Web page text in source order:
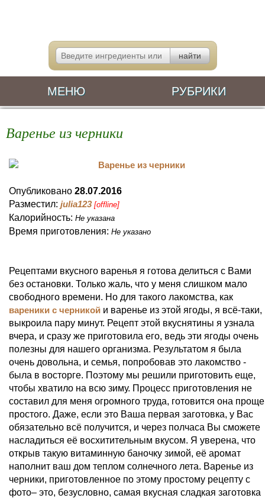
МЕНЮ РУБРИКИ
Варенье из черники
Опубликовано 28.07.2016
Разместил: julia123 [offline]
Калорийность: Не указана
Время приготовления: Не указано
Рецептами вкусного варенья я готова делиться с Вами
без остановки. Только жаль, что у меня слишком мало
свободного времени. Но для такого лакомства, как
вареники с черникой и варенье из этой ягоды, я всё-таки,
выкроила пару минут. Рецепт этой вкуснятины я узнала
вчера, и сразу же приготовила его, ведь эти ягоды очень
полезны для нашего организма. Результатом я была
очень довольна, и семья, попробовав это лакомство -
была в восторге. Поэтому мы решили приготовить еще,
чтобы хватило на всю зиму. Процесс приготовления не
составил для меня огромного труда, готовится она проще
простого. Даже, если это Ваша первая заготовка, у Вас
обязательно всё получится, и через полчаса Вы сможете
насладиться её восхитительным вкусом. Я уверена, что
открыв такую витаминную баночку зимой, её аромат
наполнит ваш дом теплом солнечного лета. Варенье из
черники, приготовленное по этому простому рецепту с
фото– это, безусловно, самая вкусная сладкая заготовка